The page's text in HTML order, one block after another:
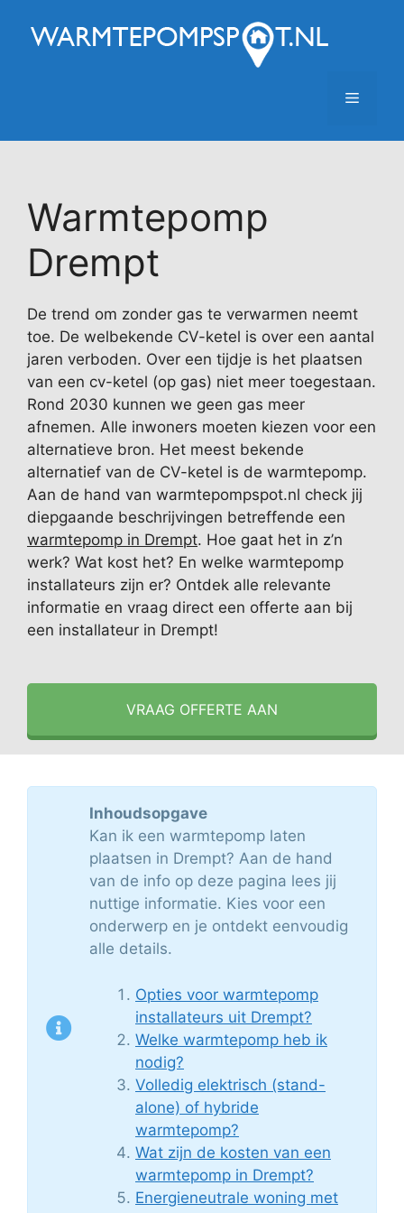
naar
Menu
Warmtepomp
Drempt
De trend om zonder gas te verwarmen neemt
toe. De welbekende CV-ketel is over een aantal
jaren verboden. Over een tijdje is het plaatsen
van een cv-ketel (op gas) niet meer toegestaan.
Rond 2030 kunnen we geen gas meer
afnemen. Alle inwoners moeten kiezen voor een
alternatieve bron. Het meest bekende
alternatief van de CV-ketel is de warmtepomp.
Aan de hand van warmtepompspot.nl check jij
diepgaande beschrijvingen betreffende een
warmtepomp in Drempt. Hoe gaat het in z’n
werk? Wat kost het? En welke warmtepomp
installateurs zijn er? Ontdek alle relevante
informatie en vraag direct een offerte aan bij
een installateur in Drempt!
VRAAG OFFERTE AAN
Inhoudsopgave
Kan ik een warmtepomp laten
plaatsen in Drempt? Aan de hand
van de info op deze pagina lees jij
nuttige informatie. Kies voor een
onderwerp en je ontdekt eenvoudig
alle details.
Opties voor warmtepomp
installateurs uit Drempt?
Welke warmtepomp heb ik
nodig?
Volledig elektrisch (stand-
alone) of hybride
warmtepomp?
Wat zijn de kosten van een
warmtepomp in Drempt?
Energieneutrale woning met